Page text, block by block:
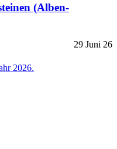
(Alben-
29 Juni 26